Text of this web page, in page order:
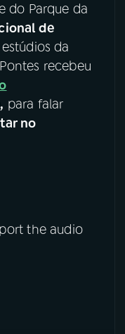
do Parque da
de
da
recebeu
para falar
no
the audio